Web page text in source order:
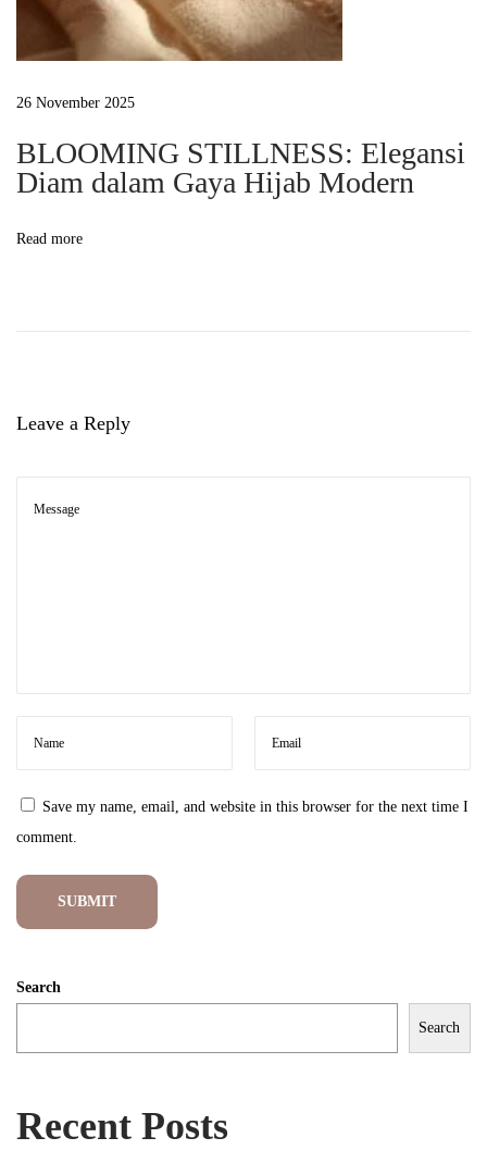
26 November 2025
BLOOMING STILLNESS: Elegansi
Diam dalam Gaya Hijab Modern
Read more
Leave a Reply
Save my name, email, and website in this browser for the next time I
comment.
Search
Search
Recent Posts